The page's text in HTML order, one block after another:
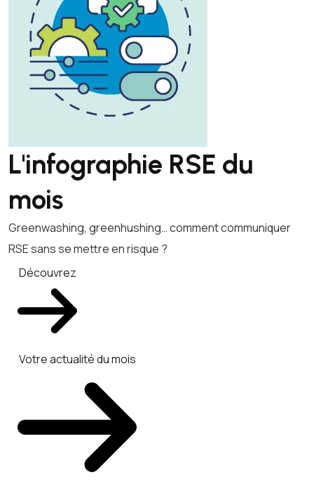
L'infographie RSE du
mois
Greenwashing, greenhushing… comment communiquer
RSE sans se mettre en risque ?
Découvrez
Votre actualité du mois